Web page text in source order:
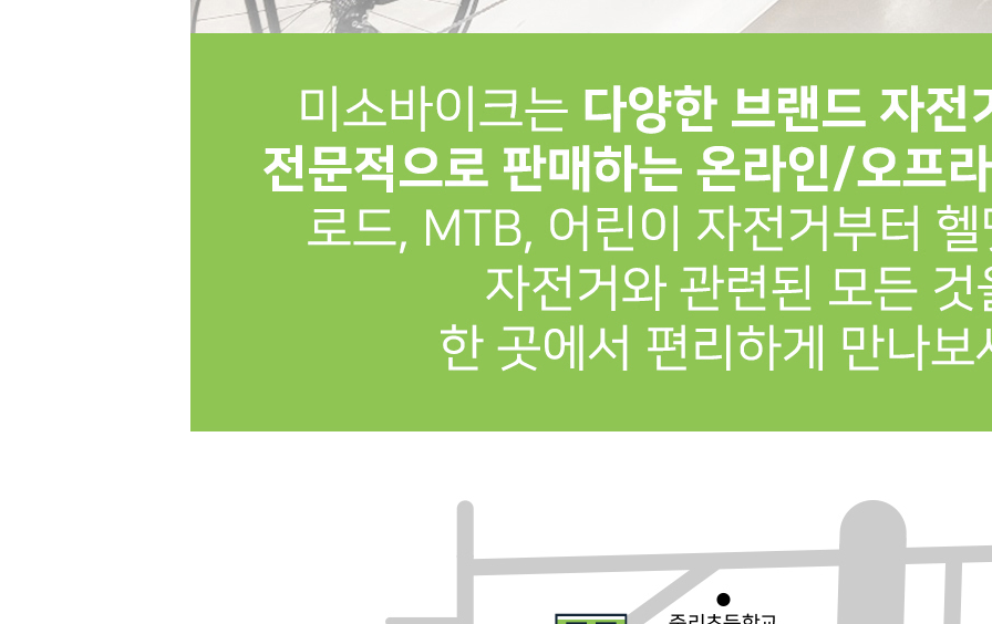
프 하세요!